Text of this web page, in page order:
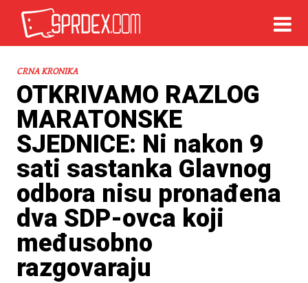
CRNA KRONIKA
OTKRIVAMO RAZLOG
MARATONSKE
SJEDNICE: Ni nakon 9
sati sastanka Glavnog
odbora nisu pronađena
dva SDP-ovca koji
međusobno
razgovaraju